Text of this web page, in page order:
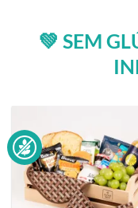
💚 SEM